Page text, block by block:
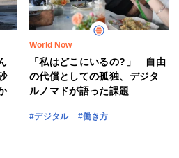
World Now
「私はどこにいるの?」 自由
の代償としての孤独、デジタ
ルノマドが語った課題
#デジタル #働き方